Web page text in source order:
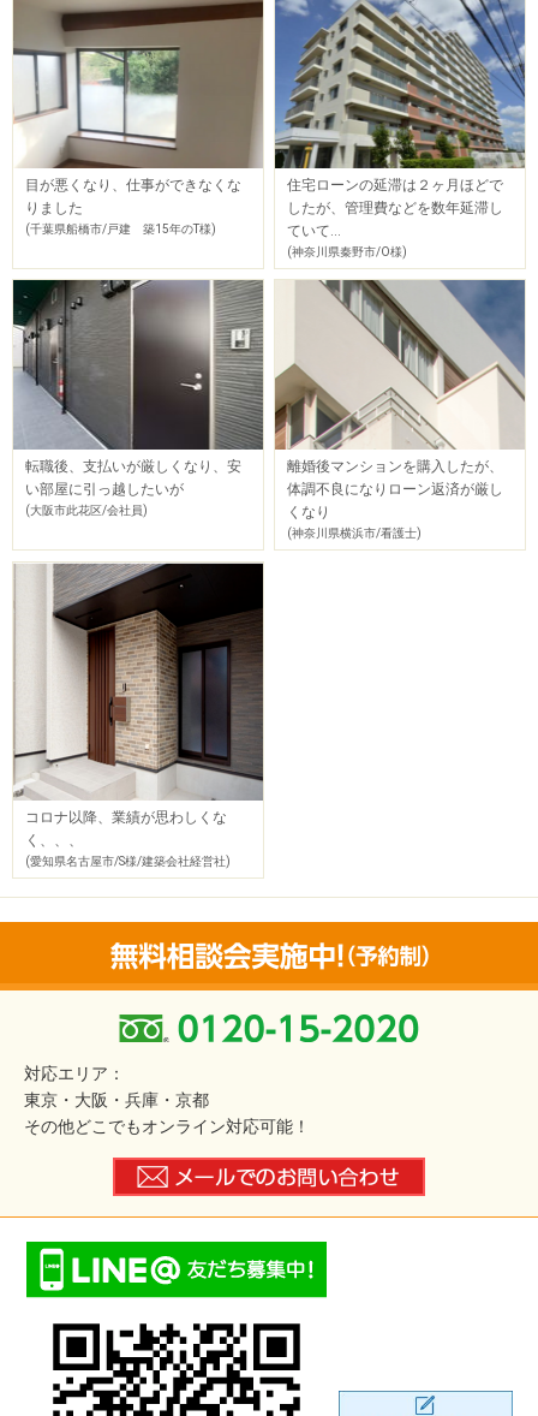
目が悪くなり、仕事ができなくな
りました
(千葉県船橋市/戸建 築15年のT様)
住宅ローンの延滞は２ヶ月ほどで
したが、管理費などを数年延滞し
ていて…
(神奈川県秦野市/O様)
転職後、支払いが厳しくなり、安
い部屋に引っ越したいが
(大阪市此花区/会社員)
離婚後マンションを購入したが、
体調不良になりローン返済が厳し
くなり
(神奈川県横浜市/看護士)
コロナ以降、業績が思わしくな
く、、、
(愛知県名古屋市/S様/建築会社経営社)
対応エリア：
東京・大阪・兵庫・京都
その他どこでもオンライン対応可能！